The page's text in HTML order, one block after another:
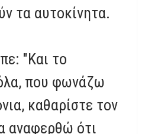
τα αυτοκίνητα.
"Και το
που φωνάζω
καθαρίστε τον
αναφερθώ ότι